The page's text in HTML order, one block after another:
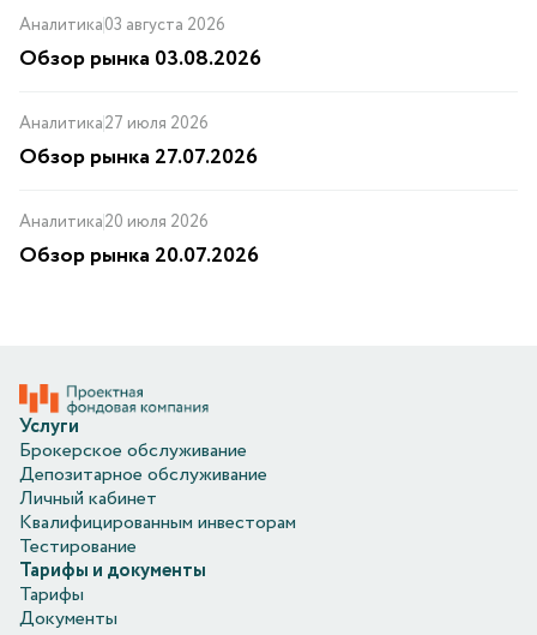
Аналитика03 августа 2026
Обзор рынка 03.08.2026
Аналитика27 июля 2026
Обзор рынка 27.07.2026
Аналитика20 июля 2026
Обзор рынка 20.07.2026
Услуги
Брокерское обслуживание
Депозитарное обслуживание
Личный кабинет
Квалифицированным инвесторам
Тестирование
Тарифы и документы
Тарифы
Документы